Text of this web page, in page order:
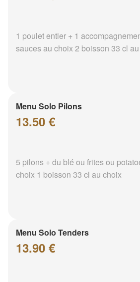
1 poulet entier + 1
sauces au choix 2 boisson 33 cl
Menu Solo Pilons
13.50 €
5 pilons + du blé ou frites ou
choix 1 boisson 33 cl au choix
Menu Solo Tenders
13.90 €